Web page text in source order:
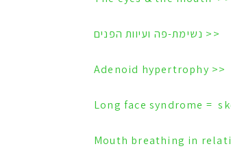
<< נשימת-פה ועיוות הפנים
<< Adenoid hypertrophy